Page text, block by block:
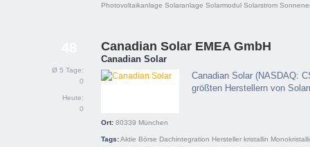
Photovoltaikanlage Solaranlage Solarmodul Solarstrom
Ø 5 Tage:
0
Heute:
0
Canadian Solar EMEA GmbH
Canadian Solar
Canadian Solar (NASDAQ:
größten Herstellern von
Ort: 80339 München
Tags:Aktie Börse Dachintegration Hersteller kristallin